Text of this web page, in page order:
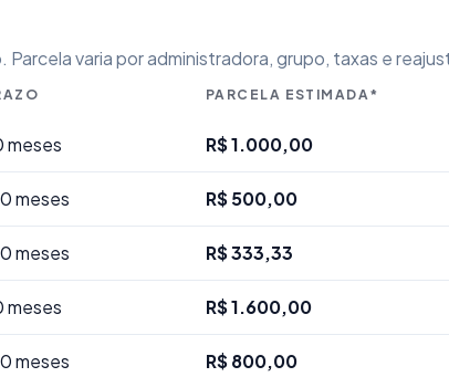
varia por administradora, grupo, taxas e
PARCELA ESTIMADA*
meses R$ 1.000,00
meses R$ 500,00
meses R$ 333,33
meses R$ 1.600,00
meses R$ 800,00